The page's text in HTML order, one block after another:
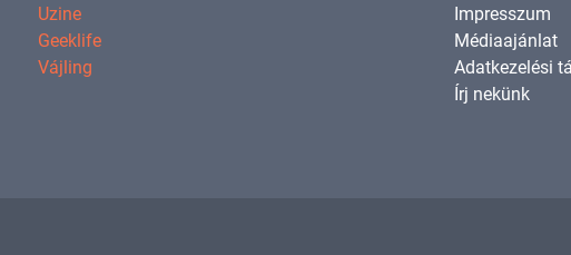
Uzine
Geeklife
Vájling
Impresszum
Médiaajánlat
Adatkezelési
Írj nekünk